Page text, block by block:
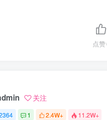
点赞
关注
1 2.4W+ 11.2W+